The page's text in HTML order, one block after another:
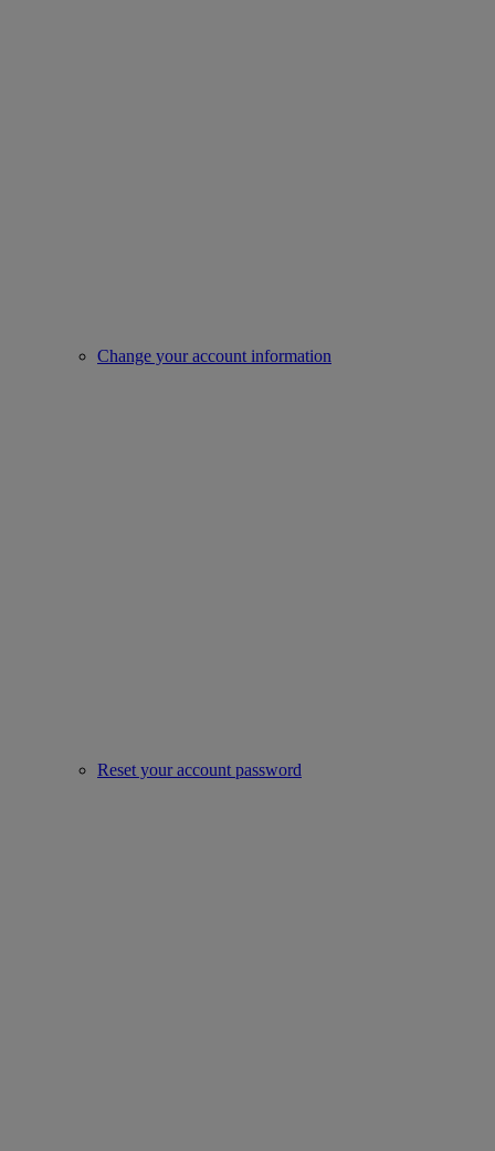
Change your account information
Reset your account password